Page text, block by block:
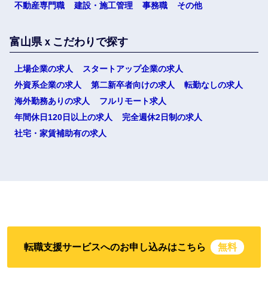
不動産専門職
建設・施工管理 事務職 その他
富山県ｘこだわりで探す
上場企業の求人
スタートアップ企業の求人
外資系企業の求人
第二新卒者向けの求人
転勤なしの求人
海外勤務ありの求人
フルリモート求人
年間休日120日以上の求人
完全週休2日制の求人
社宅・家賃補助有の求人
転職支援サービスへのお申し込みはこちら 無料